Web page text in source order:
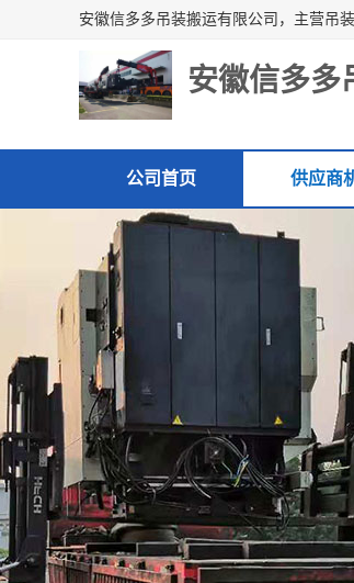
安徽信多多
公司首页 供应商